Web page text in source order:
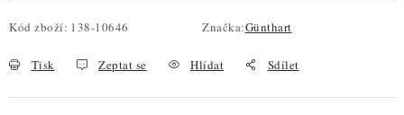
Kód zboží: 138-10646 Značka:Günthart
Tisk Zeptat se Hlídat Sdílet